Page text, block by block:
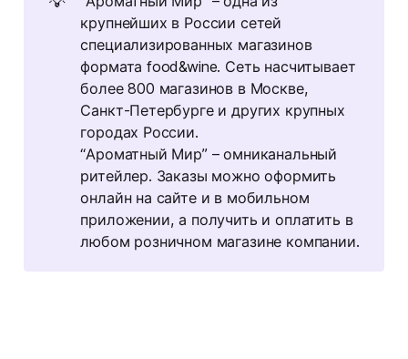
крупнейших в России сетей
специализированных магазинов
формата food&wine. Сеть насчитывает
более 800 магазинов в Москве,
Санкт-Петербурге и других крупных
городах России.
“Ароматный Мир” – омниканальный
ритейлер. Заказы можно оформить
онлайн на сайте и в мобильном
приложении, а получить и оплатить в
любом розничном магазине компании.